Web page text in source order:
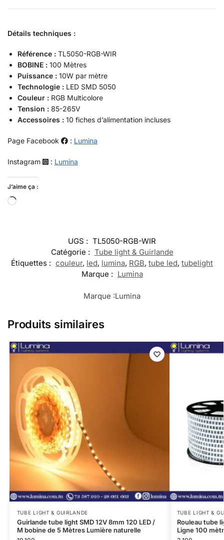
Détails techniques :
Référence : TL5050-RGB-WIR
BOBINE : 100 Mètres
Puissance : 10W par mètre
Technologie : LED SMD 5050
Couleur : RGB Multicolore
Tension : 85-265V
Accessoires : 10 fiches d’alimentation incluses
Page Facebook : Lumina
Instagram : Lumina
J’aime ça :
UGS : TL5050-RGB-WIR
Catégorie : Tube light & Guirlande
Étiquettes : couleur, led, lumina, RGB, tube led, tubelight
Marque : Lumina
Marque :Lumina
Produits similaires
TUBE LIGHT & GUIRLANDE
Guirlande tube light SMD 12V 8mm 120 LED /
M bobine de 5 Mètres Lumière naturelle
TUBE LIGHT &
Rouleau tube
Ligne 100